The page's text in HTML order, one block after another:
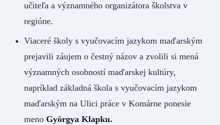
učiteľa a významného organizátora školstva v
regióne.
Viaceré školy s vyučovacím jazykom maďarským
prejavili záujem o čestný názov a zvolili si mená
významných osobností maďarskej kultúry,
napríklad základná škola s vyučovacím jazykom
maďarským na Ulici práce v Komárne ponesie
meno Györgya Klapku.